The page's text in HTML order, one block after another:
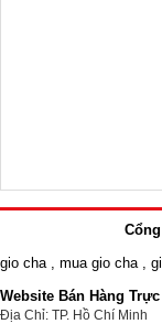
gio cha
mua gio cha
Website Bán Hàng
Địa Chỉ: TP. Hồ Chí Minh